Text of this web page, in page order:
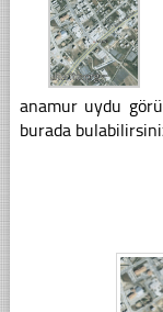
anamur uydu
burada